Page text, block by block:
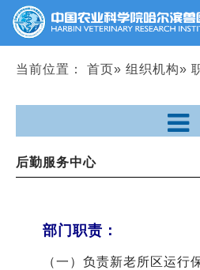
当前位置： 首页» 组织机构»
后勤服务中心
部门职责：
（一）负责新老所区运行